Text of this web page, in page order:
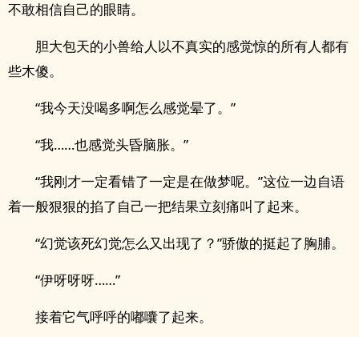
不敢相信自己的眼睛。
胆大包天的小兽给人以不真实的感觉惊的所有人都有
些木傻。
“我今天没喝多啊怎么感觉晕了。”
“我……也感觉头昏脑胀。”
“我刚才一定看错了一定是在做梦呢。”这位一边自语
着一般狠狠的掐了自己一把结果立刻痛叫了起来。
“幻觉该死幻觉怎么又出现了？”骄傲的挺起了胸脯。
“伊呀呀呀……”
接着它气呼呼的嘟囔了起来。